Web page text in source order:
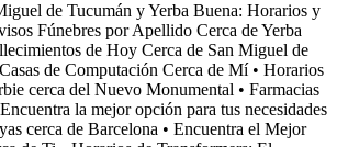
de Tucumán y Yerba Buena: Horarios y
Fúnebres por Apellido Cerca de Yerba
de Hoy Cerca de San Miguel de
Casas de Computación Cerca de Mí • Horarios
cerca del Nuevo Monumental • Farmacias
la mejor opción para tus necesidades
cerca de Barcelona • Encuentra el Mejor